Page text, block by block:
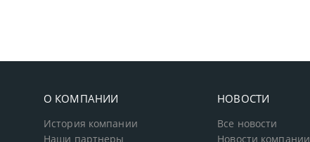
О КОМПАНИИ
История компании
Наши партнеры
НОВОСТИ
Все новости
Новости компании